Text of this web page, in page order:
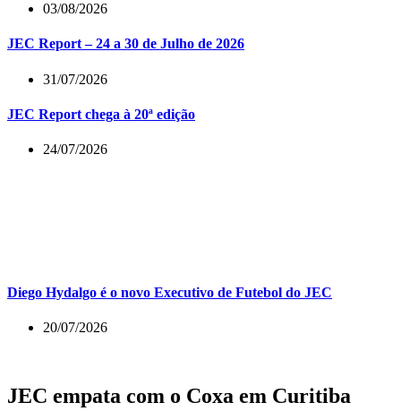
03/08/2026
JEC Report – 24 a 30 de Julho de 2026
31/07/2026
JEC Report chega à 20ª edição
24/07/2026
Diego Hydalgo é o novo Executivo de Futebol do JEC
20/07/2026
JEC empata com o Coxa em Curitiba